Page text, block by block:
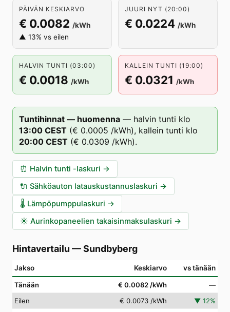
PÄIVÄN KESKIARVO
€ 0.0082 /kWh
▲ 13% vs eilen
JUURI NYT (20:00)
€ 0.0224 /kWh
HALVIN TUNTI (03:00)
€ 0.0018 /kWh
KALLEIN TUNTI (19:00)
€ 0.0321 /kWh
Tuntihinnat — huomenna — halvin tunti klo
13:00 CEST (€ 0.0005 /kWh), kallein tunti klo
20:00 CEST (€ 0.0309 /kWh).
⏰ Halvin tunti -laskuri →
🔌 Sähköauton latauskustannuslaskuri →
🌡️ Lämpöpumppulaskuri →
☀️ Aurinkopaneelien takaisinmaksulaskuri →
Hintavertailu —Sundbyberg
Jakso Keskiarvo vs tänään
Tänään € 0.0082 /kWh
—
Eilen
€ 0.0073 /kWh ▼ 12%